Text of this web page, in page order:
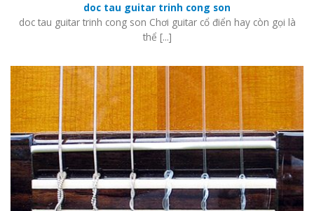
doc tau guitar trinh cong son
doc tau guitar trinh cong son Chơi guitar cổ điển hay còn gọi là
thể [...]